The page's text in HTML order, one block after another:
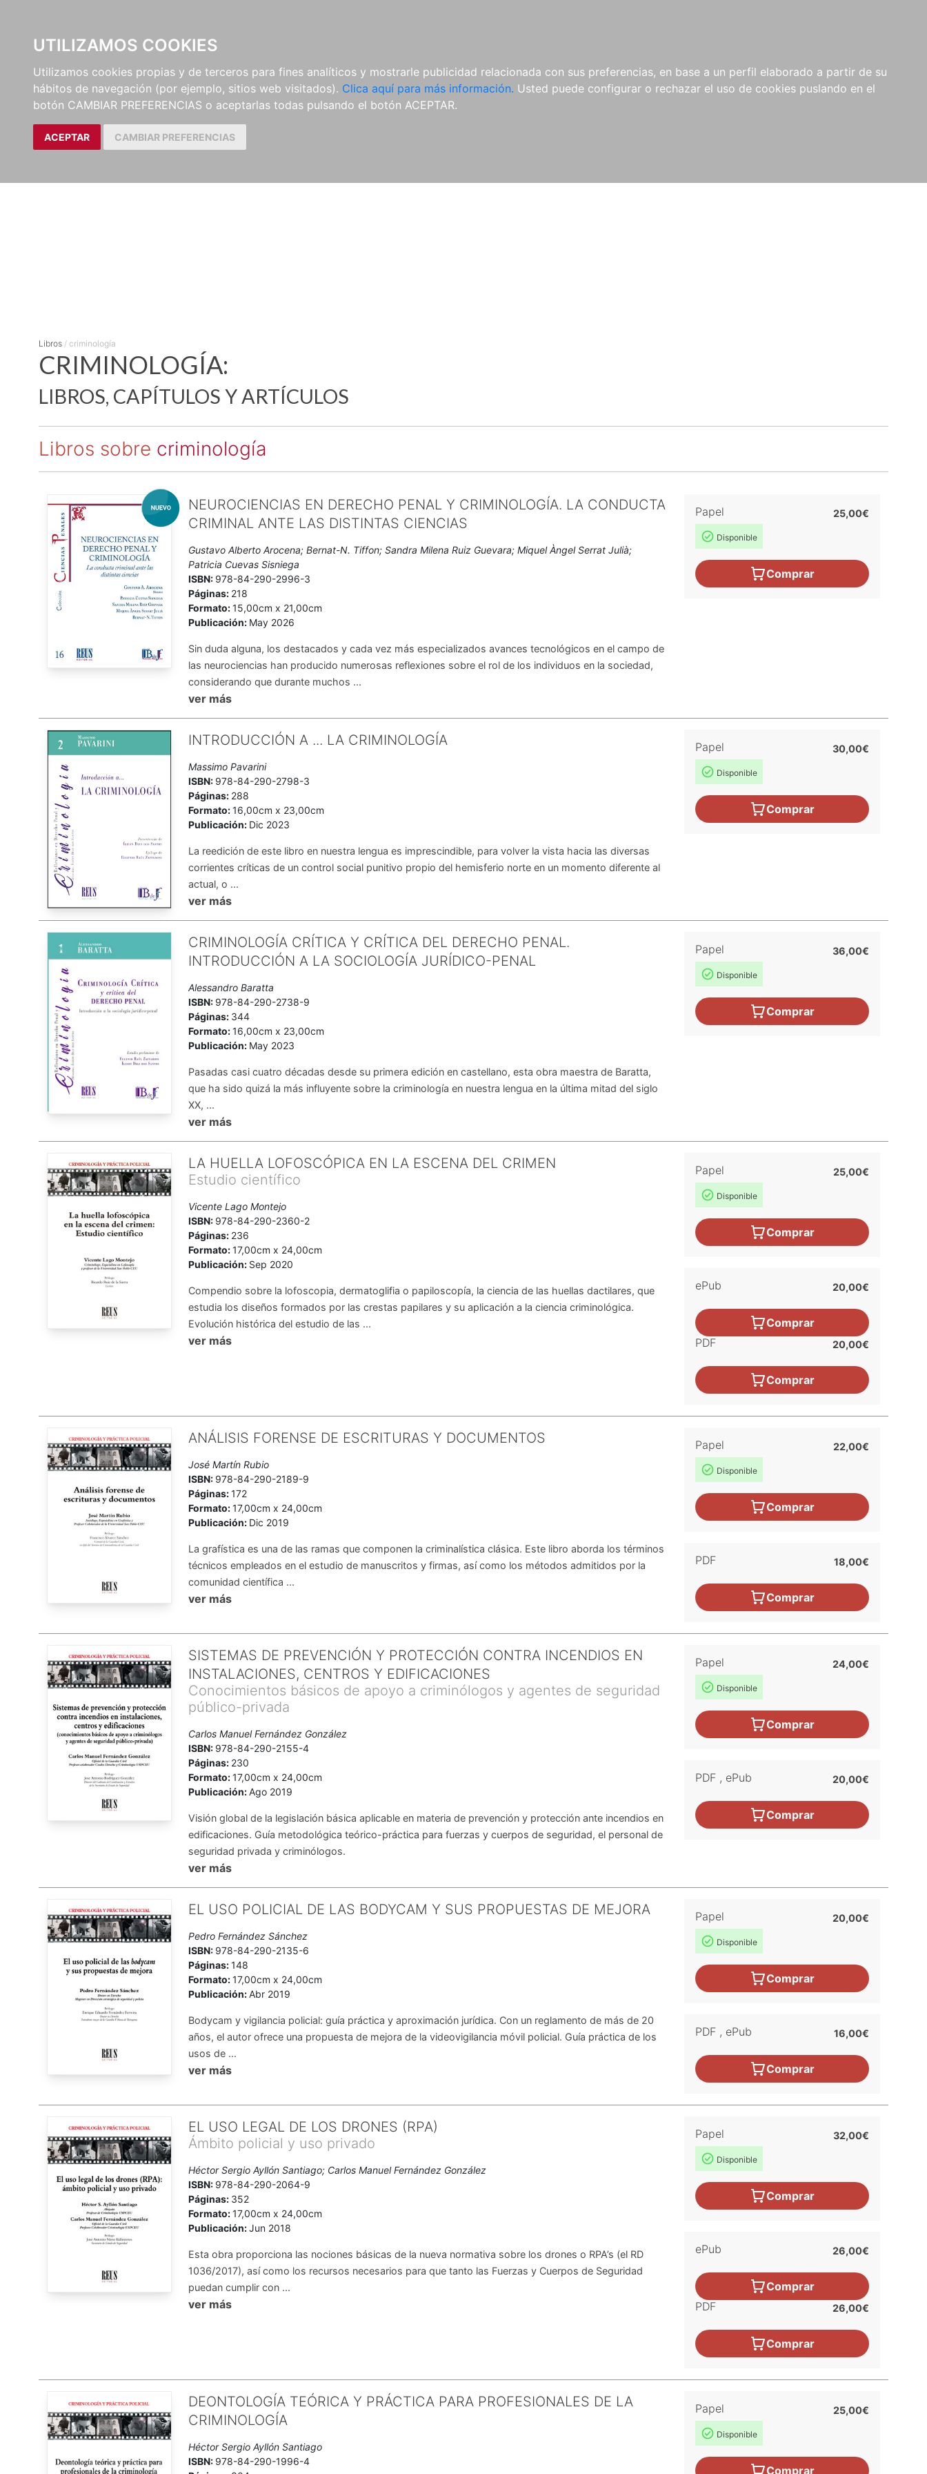
UTILIZAMOS COOKIES
Utilizamos cookies propias y de terceros para fines analíticos y mostrarle publicidad relacionada con sus preferencias, en base a un perfil elaborado a partir de su
hábitos de navegación (por ejemplo, sitios web visitados). Clica aquí para más información. Usted puede configurar o rechazar el uso de cookies puslando en el
botón CAMBIAR PREFERENCIAS o aceptarlas todas pulsando el botón ACEPTAR.
ACEPTAR CAMBIAR PREFERENCIAS
EDITORIAL E-BOOKS
LibrosAutoresColecciones
Libros / criminología
CRIMINOLOGÍA:
LIBROS, CAPÍTULOS Y ARTÍCULOS
Libros sobre criminología
NEUROCIENCIAS EN DERECHO PENAL Y CRIMINOLOGÍA. LA CONDUCTA
CRIMINAL ANTE LAS DISTINTAS CIENCIAS
Gustavo Alberto Arocena; Bernat-N. Tiffon; Sandra Milena Ruiz Guevara; Miquel Àngel Serrat Julià;
Patricia Cuevas Sisniega
ISBN: 978-84-290-2996-3
Páginas: 218
Formato:15,00cm x 21,00cm
Publicación: May 2026
Sin duda alguna, los destacados y cada vez más especializados avances tecnológicos en el campo de
las neurociencias han producido numerosas reflexiones sobre el rol de los individuos en la sociedad,
considerando que durante muchos ...
ver más
Papel
Disponible
25,00€
Comprar
INTRODUCCIÓN A ... LA CRIMINOLOGÍA
Massimo Pavarini
ISBN: 978-84-290-2798-3
Páginas: 288
Formato:16,00cm x 23,00cm
Publicación: Dic 2023
La reedición de este libro en nuestra lengua es imprescindible, para volver la vista hacia las diversas
corrientes críticas de un control social punitivo propio del hemisferio norte en un momento diferente al
actual, o ...
ver más
Papel
Disponible
30,00€
Comprar
CRIMINOLOGÍA CRÍTICA Y CRÍTICA DEL DERECHO PENAL.
INTRODUCCIÓN A LA SOCIOLOGÍA JURÍDICO-PENAL
Alessandro Baratta
ISBN: 978-84-290-2738-9
Páginas: 344
Formato:16,00cm x 23,00cm
Publicación: May 2023
Pasadas casi cuatro décadas desde su primera edición en castellano, esta obra maestra de Baratta,
que ha sido quizá la más influyente sobre la criminología en nuestra lengua en la última mitad del siglo
XX, ...
ver más
Papel
Disponible
36,00€
Comprar
LA HUELLA LOFOSCÓPICA EN LA ESCENA DEL CRIMEN
Estudio científico
Vicente Lago Montejo
ISBN: 978-84-290-2360-2
Páginas: 236
Formato:17,00cm x 24,00cm
Publicación: Sep 2020
Compendio sobre la lofoscopia, dermatoglifia o papiloscopía, la ciencia de las huellas dactilares, que
estudia los diseños formados por las crestas papilares y su aplicación a la ciencia criminológica.
Evolución histórica del estudio de las ...
ver más
Papel
Disponible
25,00€
Comprar
ePub 20,00€
Comprar
PDF
20,00€
Comprar
ANÁLISIS FORENSE DE ESCRITURAS Y DOCUMENTOS
José Martín Rubio
ISBN: 978-84-290-2189-9
Páginas:172
Formato:17,00cm x 24,00cm
Publicación: Dic 2019
La grafística es una de las ramas que componen la criminalística clásica. Este libro aborda los términos
técnicos empleados en el estudio de manuscritos y firmas, así como los métodos admitidos por la
comunidad científica ...
ver más
Papel
Disponible
22,00€
Comprar
PDF 18,00€
Comprar
SISTEMAS DE PREVENCIÓN Y PROTECCIÓN CONTRA INCENDIOS EN
INSTALACIONES, CENTROS Y EDIFICACIONES
Conocimientos básicos de apoyo a criminólogos y agentes de seguridad
público-privada
Carlos Manuel Fernández González
ISBN: 978-84-290-2155-4
Páginas: 230
Formato:17,00cm x 24,00cm
Publicación:Ago 2019
Visión global de la legislación básica aplicable en materia de prevención y protección ante incendios en
edificaciones. Guía metodológica teórico-práctica para fuerzas y cuerpos de seguridad, el personal de
seguridad privada y criminólogos.
ver más
Papel
Disponible
24,00€
Comprar
PDF, ePub 20,00€
Comprar
EL USO POLICIAL DE LAS BODYCAM Y SUS PROPUESTAS DE MEJORA
Pedro Fernández Sánchez
ISBN: 978-84-290-2135-6
Páginas:148
Formato:17,00cm x 24,00cm
Publicación:Abr 2019
Bodycam y vigilancia policial: guía práctica y aproximación jurídica. Con un reglamento de más de 20
años, el autor ofrece una propuesta de mejora de la videovigilancia móvil policial. Guía práctica de los
usos de ...
ver más
Papel
Disponible
20,00€
Comprar
PDF, ePub 16,00€
Comprar
EL USO LEGAL DE LOS DRONES (RPA)
Ámbito policial y uso privado
Héctor Sergio Ayllón Santiago; Carlos Manuel Fernández González
ISBN: 978-84-290-2064-9
Páginas: 352
Formato:17,00cm x 24,00cm
Publicación:Jun 2018
Esta obra proporciona las nociones básicas de la nueva normativa sobre los drones o RPA’s (el RD
1036/2017), así como los recursos necesarios para que tanto las Fuerzas y Cuerpos de Seguridad
puedan cumplir con ...
ver más
Papel
Disponible
32,00€
Comprar
ePub 26,00€
Comprar
PDF
26,00€
Comprar
DEONTOLOGÍA TEÓRICA Y PRÁCTICA PARA PROFESIONALES DE LA
CRIMINOLOGÍA
Héctor Sergio Ayllón Santiago
ISBN: 978-84-290-1996-4
Papel
Disponible
25,00€
Comprar